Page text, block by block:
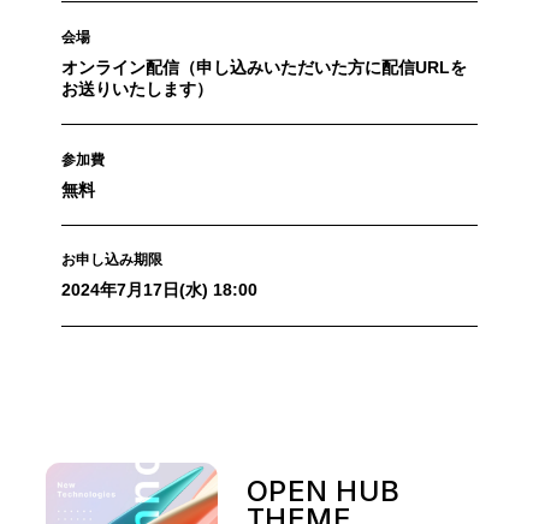
会場
オンライン配信（申し込みいただいた方に配信URLを
お送りいたします）
参加費
無料
お申し込み期限
2024年7月17日(水) 18:00
OPEN HUB